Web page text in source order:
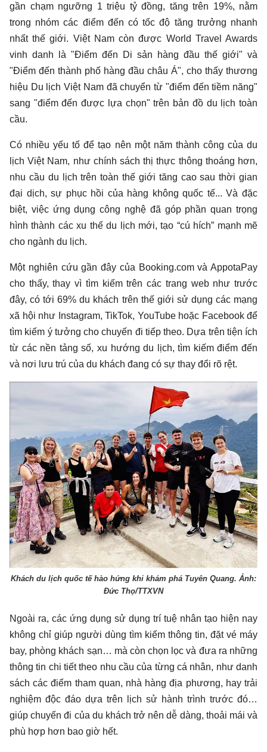
gần chạm ngưỡng 1 triệu tỷ đồng, tăng trên 19%, nằm
trong nhóm các điểm đến có tốc độ tăng trưởng nhanh
nhất thế giới. Việt Nam còn được World Travel Awards
vinh danh là "Điểm đến Di sản hàng đầu thế giới" và
"Điểm đến thành phố hàng đầu châu Á", cho thấy thương
hiệu Du lịch Việt Nam đã chuyển từ "điểm đến tiềm năng"
sang "điểm đến được lựa chọn" trên bản đồ du lịch toàn
cầu.
Có nhiều yếu tố để tạo nên một năm thành công của du
lịch Việt Nam, như chính sách thị thực thông thoáng hơn,
nhu cầu du lịch trên toàn thế giới tăng cao sau thời gian
đại dịch, sự phục hồi của hàng không quốc tế... Và đặc
biệt, việc ứng dụng công nghệ đã góp phần quan trọng
hình thành các xu thế du lịch mới, tạo “cú hích” mạnh mẽ
cho ngành du lịch.
Một nghiên cứu gần đây của Booking.com và AppotaPay
cho thấy, thay vì tìm kiếm trên các trang web như trước
đây, có tới 69% du khách trên thế giới sử dụng các mạng
xã hội như Instagram, TikTok, YouTube hoặc Facebook để
tìm kiếm ý tưởng cho chuyến đi tiếp theo. Dựa trên tiện ích
từ các nền tảng số, xu hướng du lịch, tìm kiếm điểm đến
và nơi lưu trú của du khách đang có sự thay đổi rõ rệt.
Khách du lịch quốc tế hào hứng khi khám phá Tuyên Quang. Ảnh:
Đức Thọ/TTXVN
Ngoài ra, các ứng dụng sử dụng trí tuệ nhân tạo hiện nay
không chỉ giúp người dùng tìm kiếm thông tin, đặt vé máy
bay, phòng khách sạn… mà còn chọn lọc và đưa ra những
thông tin chi tiết theo nhu cầu của từng cá nhân, như danh
sách các điểm tham quan, nhà hàng địa phương, hay trải
nghiệm độc đáo dựa trên lịch sử hành trình trước đó…
giúp chuyến đi của du khách trở nên dễ dàng, thoải mái và
phù hợp hơn bao giờ hết.